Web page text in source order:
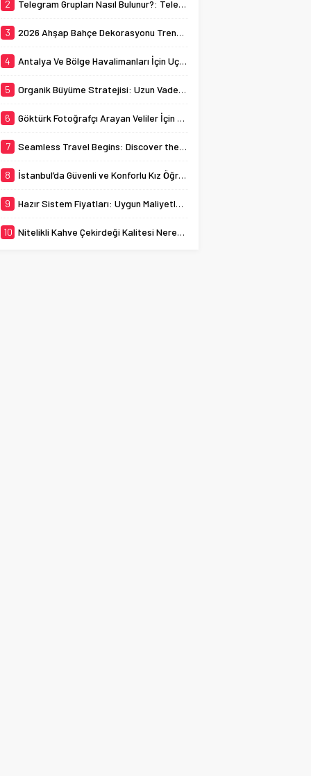
sometimes...
her yıl binlerce öğrenciye
Bu bağlamda, İstanbul
kadınların...
2 Telegram Grupları Nasıl Bulunur?: Telegram’da Grup Bulma Deneyimini Sadeleştirin
3 2026 Ahşap Bahçe Dekorasyonu Trendleri: Doğal ve Modern Tasarım Önerileri
4 Antalya Ve Bölge Havalimanları İçin Uçak Radarı
5 Organik Büyüme Stratejisi: Uzun Vadede Sosyal Medya Başarısı Nasıl Sağlanır?
6 Göktürk Fotoğrafçı Arayan Veliler İçin Okul Kaydı Fotoğrafı Hazırlık Listesi
7 Seamless Travel Begins: Discover the Convenience of Istanbul Transfer Services
8 İstanbul’da Güvenli ve Konforlu Kız Öğrenci Yurtları
9 Hazır Sistem Fiyatları: Uygun Maliyetlerle Verimlilik Sağlayın
10 Nitelikli Kahve Çekirdeği Kalitesi Nereden Anlaşılır?